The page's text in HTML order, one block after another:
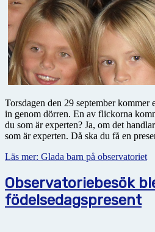
Torsdagen den 29 september
in genom dörren. En av flickorna
du som är experten? Ja, om det
som är experten. Då ska du få en
Läs mer: Glada barn på observatoriet
Observatoriebesök
födelsedagspresent